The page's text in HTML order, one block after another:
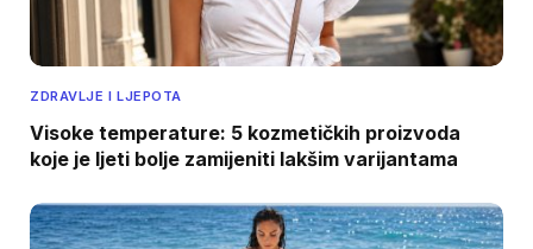
ZDRAVLJE I LJEPOTA
Visoke temperature: 5 kozmetičkih proizvoda
koje je ljeti bolje zamijeniti lakšim varijantama